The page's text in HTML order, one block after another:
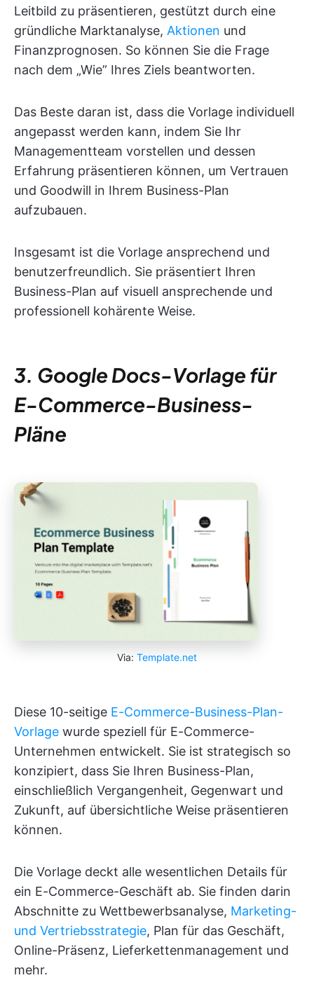
Leitbild zu präsentieren, gestützt durch eine
gründliche Marktanalyse, Aktionen und
Finanzprognosen. So können Sie die Frage
nach dem „Wie” Ihres Ziels beantworten.
Das Beste daran ist, dass die Vorlage individuell
angepasst werden kann, indem Sie Ihr
Managementteam vorstellen und dessen
Erfahrung präsentieren können, um Vertrauen
und Goodwill in Ihrem Business-Plan
aufzubauen.
Insgesamt ist die Vorlage ansprechend und
benutzerfreundlich. Sie präsentiert Ihren
Business-Plan auf visuell ansprechende und
professionell kohärente Weise.
3. Google Docs-Vorlage für
E-Commerce-Business-
Pläne
Via: Template.net
Diese 10-seitige E-Commerce-Business-Plan-
Vorlage wurde speziell für E-Commerce-
Unternehmen entwickelt. Sie ist strategisch so
konzipiert, dass Sie Ihren Business-Plan,
einschließlich Vergangenheit, Gegenwart und
Zukunft, auf übersichtliche Weise präsentieren
können.
Die Vorlage deckt alle wesentlichen Details für
ein E-Commerce-Geschäft ab. Sie finden darin
Abschnitte zu Wettbewerbsanalyse, Marketing-
und Vertriebsstrategie, Plan für das Geschäft,
Online-Präsenz, Lieferkettenmanagement und
mehr.